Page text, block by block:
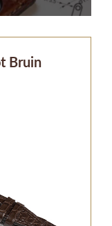
Bruin